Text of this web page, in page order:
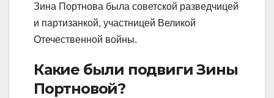
Зина Портнова была советской разведчицей
и партизанкой, участницей Великой
Отечественной войны.
Какие были подвиги Зины
Портновой?